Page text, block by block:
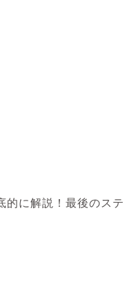
的に解説！最後のステ